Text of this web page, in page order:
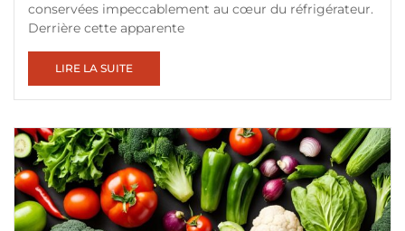
conservées impeccablement au cœur du réfrigérateur.
Derrière cette apparente
LIRE LA SUITE